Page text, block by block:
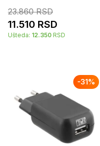
23.860RSD
11.510 RSD
Ušteda: 12.350 RSD
-31%